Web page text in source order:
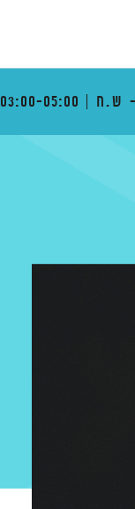
ש.ח 03:00-05:00